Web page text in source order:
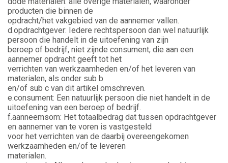
producten die binnen de
opdracht/het vakgebied van de aannemer vallen.
d.opdrachtgever: Iedere rechtspersoon dan wel natuurlijk
persoon die handelt in de uitoefening van zijn
beroep of bedrijf, niet zijnde consument, die aan een
aannemer opdracht geeft tot het
verrichten van werkzaamheden en/of het leveren van
materialen, als onder sub b
en/of sub c van dit artikel omschreven.
e.consument: Een natuurlijk persoon die niet handelt in de
uitoefening van een beroep of bedrijf.
f.aanneemsom: Het totaalbedrag dat tussen opdrachtgever
en aannemer van te voren is vastgesteld
voor het verrichten van de daarbij overeengekomen
werkzaamheden en/of te leveren
materialen.